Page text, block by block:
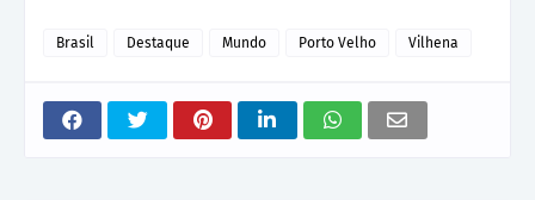
Brasil Destaque Mundo Porto Velho Vilhena